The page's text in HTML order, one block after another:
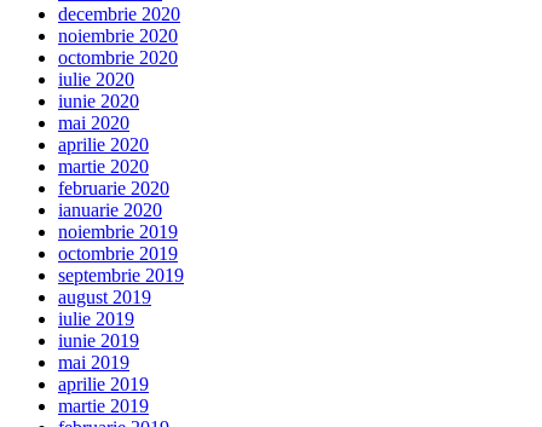
decembrie 2020
noiembrie 2020
octombrie 2020
iulie 2020
iunie 2020
mai 2020
aprilie 2020
martie 2020
februarie 2020
ianuarie 2020
noiembrie 2019
octombrie 2019
septembrie 2019
august 2019
iulie 2019
iunie 2019
mai 2019
aprilie 2019
martie 2019